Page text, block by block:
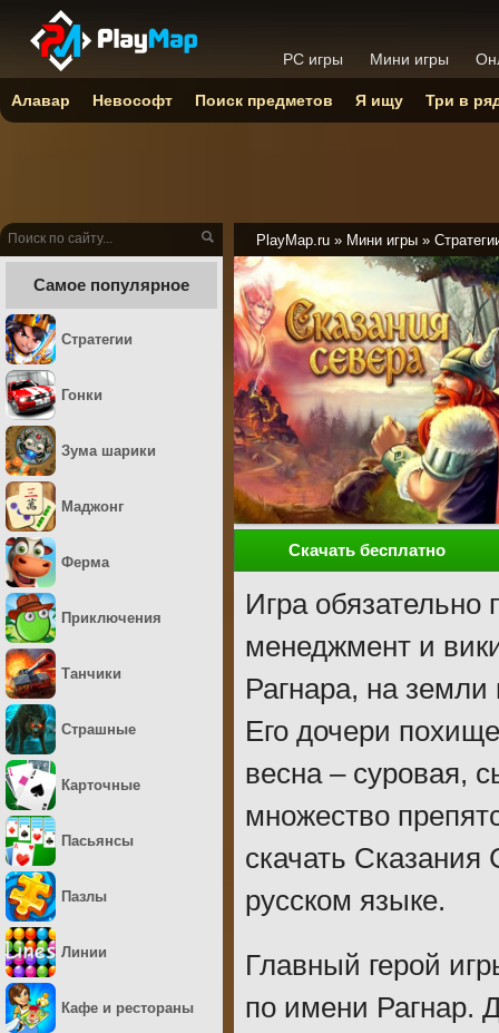
PlayMap.ru » Мини игры »
Скачать бесплатно
Игра
менеджмент и
Рагнара, на земли
Его дочери
весна – суровая,
множество
скачать Сказания
русском языке.
Главный герой
по имени Рагнар.
Самое популярное
Стратегии
Гонки
Зума шарики
Маджонг
Ферма
Приключения
Танчики
Страшные
Карточные
Пасьянсы
Пазлы
Линии
Кафе и рестораны
PC игры Мини игры
Алавар Невософт Поиск предметов Я ищу Три в